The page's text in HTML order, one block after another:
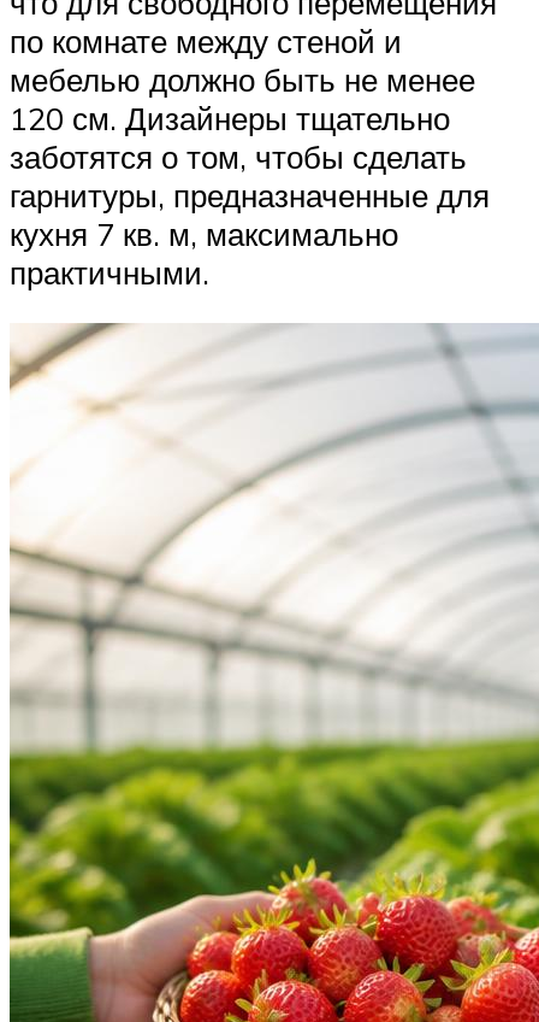
по комнате между стеной и
мебелью должно быть не менее
120 см. Дизайнеры тщательно
заботятся о том, чтобы сделать
гарнитуры, предназначенные для
кухня 7 кв. м, максимально
практичными.